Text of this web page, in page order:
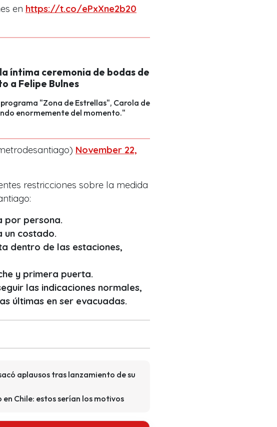
en https://t.co/ePxXne2b20
íntima ceremonia de bodas de
a Felipe Bulnes
"Zona de Estrellas", Carola de
enormemente del momento."
November 22,
restricciones sobre la medida
por persona.
un costado.
dentro de las estaciones,
y primera puerta.
las indicaciones normales,
últimas en ser evacuadas.
aplausos tras lanzamiento de su
Chile: estos serían los motivos